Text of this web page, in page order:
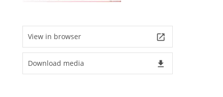
View in browser launch
Download media file_download